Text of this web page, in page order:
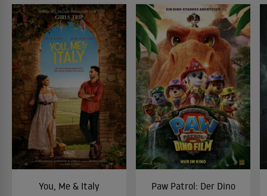
You, Me & Italy
Paw Patrol: Der Dino